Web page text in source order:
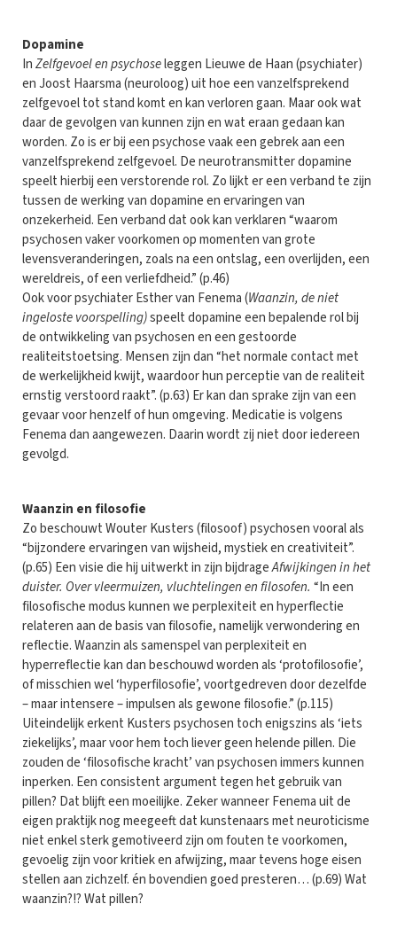
Dopamine
InZelfgevoel en psychoseleggen Lieuwe de Haan (psychiater)
en Joost Haarsma (neuroloog) uit hoe een vanzelfsprekend
zelfgevoel tot stand komt en kan verloren gaan. Maar ook wat
daar de gevolgen van kunnen zijn en wat eraan gedaan kan
worden. Zo is er bij een psychose vaak een gebrek aan een
vanzelfsprekend zelfgevoel. De neurotransmitter dopamine
speelt hierbij een verstorende rol. Zo lijkt er een verband te zijn
tussen de werking van dopamine en ervaringen van
onzekerheid. Een verband dat ook kan verklaren “waarom
psychosen vaker voorkomen op momenten van grote
levensveranderingen, zoals na een ontslag, een overlijden, een
wereldreis, of een verliefdheid.” (p.46)
Ook voor psychiater Esther van Fenema (Waanzin, de niet
ingeloste voorspelling)speelt dopamine een bepalende rol bij
de ontwikkeling van psychosen en een gestoorde
realiteitstoetsing. Mensen zijn dan “het normale contact met
de werkelijkheid kwijt, waardoor hun perceptie van de realiteit
ernstig verstoord raakt”. (p.63) Er kan dan sprake zijn van een
gevaar voor henzelf of hun omgeving. Medicatie is volgens
Fenema dan aangewezen. Daarin wordt zij niet door iedereen
gevolgd.
Waanzin en filosofie
Zo beschouwt Wouter Kusters (filosoof) psychosen vooral als
“bijzondere ervaringen van wijsheid, mystiek en creativiteit”.
(p.65) Een visie die hij uitwerkt in zijn bijdrageAfwijkingen in het
duister. Over vleermuizen, vluchtelingen en filosofen. “In een
filosofische modus kunnen we perplexiteit en hyperflectie
relateren aan de basis van filosofie, namelijk verwondering en
reflectie. Waanzin als samenspel van perplexiteit en
hyperreflectie kan dan beschouwd worden als ‘protofilosofie’,
of misschien wel ‘hyperfilosofie’, voortgedreven door dezelfde
– maar intensere – impulsen als gewone filosofie.” (p.115)
Uiteindelijk erkent Kusters psychosen toch enigszins als ‘iets
ziekelijks’, maar voor hem toch liever geen helende pillen. Die
zouden de ‘filosofische kracht’ van psychosen immers kunnen
inperken. Een consistent argument tegen het gebruik van
pillen? Dat blijft een moeilijke. Zeker wanneer Fenema uit de
eigen praktijk nog meegeeft dat kunstenaars met neuroticisme
niet enkel sterk gemotiveerd zijn om fouten te voorkomen,
gevoelig zijn voor kritiek en afwijzing, maar tevens hoge eisen
stellen aan zichzelf. én bovendien goed presteren… (p.69) Wat
waanzin?!? Wat pillen?